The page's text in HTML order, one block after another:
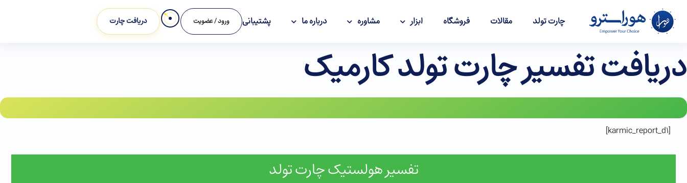
چارت تولد مقالات فروشگاه ابزار مشاوره درباره ما پشتیبانی ورود / عضویت دریافت چارت
دریافت تفسیر چارت تولد کارمیک
[karmic_report_d1]
تفسیر هولستیک چارت تولد